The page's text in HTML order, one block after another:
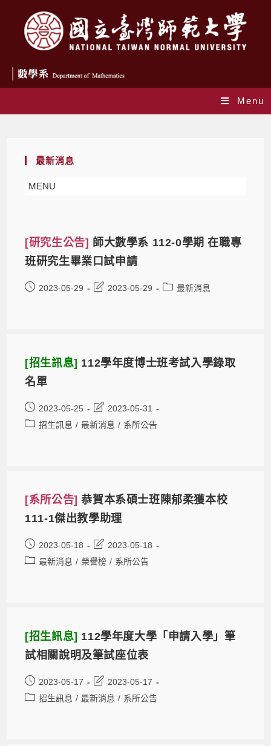
Menu
最新消息
MENU
[研究生公告] 師大數學系 112-0學期 在職專
班研究生畢業口試申請
2023-05-29 2023-05-29 最新消息
[招生訊息] 112學年度博士班考試入學錄取
名單
2023-05-25
2023-05-31
招生訊息 / 最新消息 / 系所公告
[系所公告]恭賀本系碩士班陳郁柔獲本校
111-1傑出教學助理
2023-05-18
2023-05-18
最新消息 / 榮譽榜 / 系所公告
[招生訊息] 112學年度大學「申請入學」筆
試相關說明及筆試座位表
2023-05-17
2023-05-17
招生訊息 / 最新消息 / 系所公告